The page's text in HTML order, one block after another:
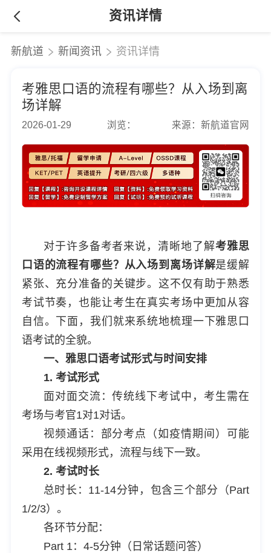
资讯详情
新航道 新闻资讯 资讯详情
考雅思口语的流程有哪些？从入场到离
场详解
2026-01-29 浏览： 来源：新航道官网
对于许多备考者来说，清晰地了解考雅思
口语的流程有哪些？从入场到离场详解是缓解
紧张、充分准备的关键步。这不仅有助于熟悉
考试节奏，也能让考生在真实考场中更加从容
自信。下面，我们就来系统地梳理一下雅思口
语考试的全貌。
一、雅思口语考试形式与时间安排
1. 考试形式
面对面交流：传统线下考试中，考生需在
考场与考官1对1对话。
视频通话：部分考点（如疫情期间）可能
采用在线视频形式，流程与线下一致。
2. 考试时长
总时长：11-14分钟，包含三个部分（Part
1/2/3）。
各环节分配：
Part 1：4-5分钟（日常话题问答）